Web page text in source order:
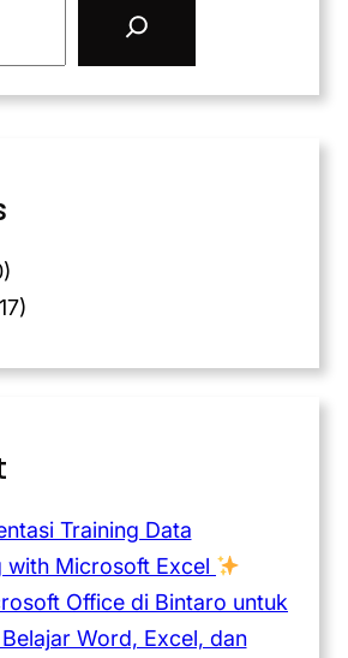
Training Data
with Microsoft Excel
Office di Bintaro untuk
Belajar Word, Excel, dan